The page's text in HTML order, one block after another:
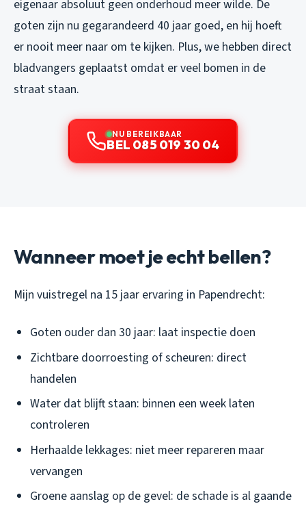
eigenaar absoluut geen onderhoud meer wilde. De
goten zijn nu gegarandeerd 40 jaar goed, en hij hoeft
er nooit meer naar om te kijken. Plus, we hebben direct
bladvangers geplaatst omdat er veel bomen in de
straat staan.
NU BEREIKBAAR
BEL 085 019 30 04
Wanneer moet je echt bellen?
Mijn vuistregel na 15 jaar ervaring in Papendrecht:
Goten ouder dan 30 jaar: laat inspectie doen
Zichtbare doorroesting of scheuren: direct
handelen
Water dat blijft staan: binnen een week laten
controleren
Herhaalde lekkages: niet meer repareren maar
vervangen
Groene aanslag op de gevel: de schade is al gaande